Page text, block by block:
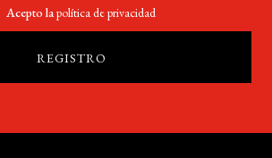
Acepto lapolítica de privacidad